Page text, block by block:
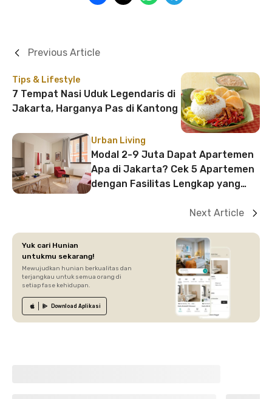
Tips & Lifestyle
7 Tempat Nasi Uduk Legendaris di
Jakarta, Harganya Pas di Kantong
Previous Article
Urban Living
Modal 2-9 Juta Dapat Apartemen
Apa di Jakarta? Cek 5 Apartemen
dengan Fasilitas Lengkap yang
Next Article
Yuk cari Hunian
untukmu sekarang!
Mewujudkan hunian berkualitas dan
terjangkau untuk semua orang di
setiap fase kehidupan.
Download Aplikasi